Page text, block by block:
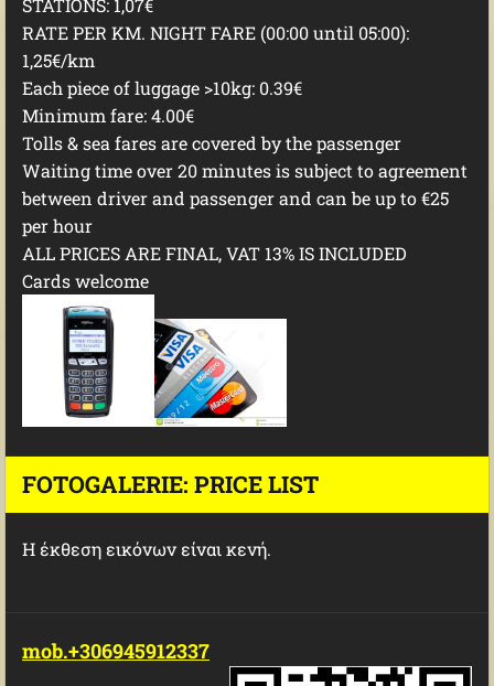
STATIONS: 1,07€
RATE PER KM. NIGHT FARE (00:00 until 05:00):
1,25€/km
Each piece of luggage >10kg: 0.39€
Minimum fare: 4.00€
Tolls & sea fares are covered by the passenger
Waiting time over 20 minutes is subject to agreement
between driver and passenger and can be up to €25
per hour
ALL PRICES ARE FINAL, VAT 13% IS INCLUDED
Cards welcome
FOTOGALERIE: PRICE LIST
Η έκθεση εικόνων είναι κενή.
mob.+306945912337